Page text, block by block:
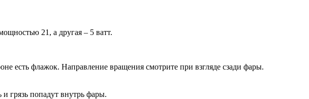
21, а другая – 5 ватт.
есть флажок. Направление вращения смотрите при взгляде сзади фары.
грязь попадут внутрь фары.